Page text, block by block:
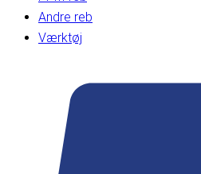
Andre reb
Værktøj